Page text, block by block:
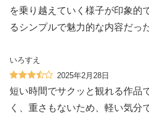
を乗り越えていく様子が印象的
るシンプルで魅力的な内容だった
いろすえ
2025年2月28日
短い時間でサクッと観れる作品
く、重さもないため、軽い気分